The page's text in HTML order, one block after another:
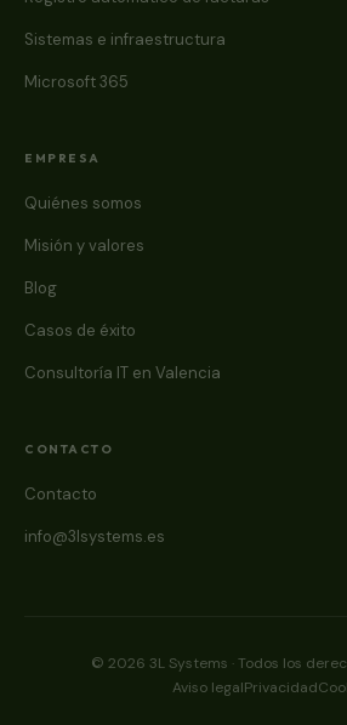
Sistemas e infraestructura
Microsoft 365
EMPRESA
Quiénes somos
Misión y valores
Blog
Casos de éxito
Consultoría IT en Valencia
CONTACTO
Contacto
info@3lsystems.es
© 2026 3L Systems · Todos los
Aviso legalPrivacidad